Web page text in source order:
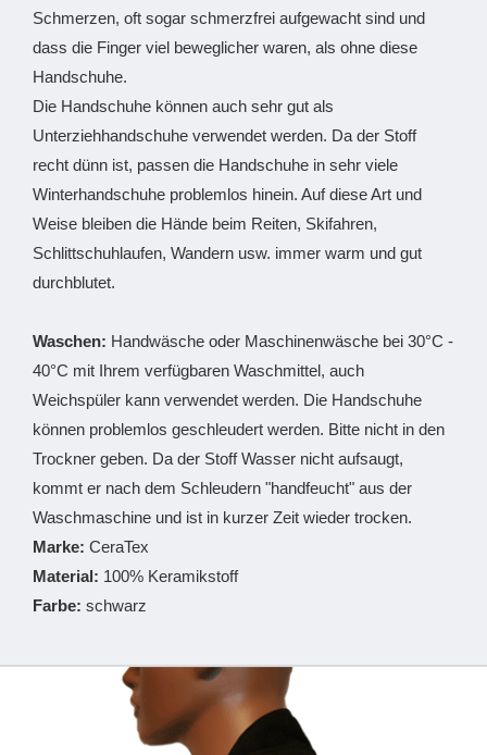
Schmerzen, oft sogar schmerzfrei aufgewacht sind und
dass die Finger viel beweglicher waren, als ohne diese
Handschuhe.
Die Handschuhe können auch sehr gut als
Unterziehhandschuhe verwendet werden. Da der Stoff
recht dünn ist, passen die Handschuhe in sehr viele
Winterhandschuhe problemlos hinein. Auf diese Art und
Weise bleiben die Hände beim Reiten, Skifahren,
Schlittschuhlaufen, Wandern usw. immer warm und gut
durchblutet.
Waschen: Handwäsche oder Maschinenwäsche bei 30°C -
40°C mit Ihrem verfügbaren Waschmittel, auch
Weichspüler kann verwendet werden. Die Handschuhe
können problemlos geschleudert werden. Bitte nicht in den
Trockner geben. Da der Stoff Wasser nicht aufsaugt,
kommt er nach dem Schleudern "handfeucht" aus der
Waschmaschine und ist in kurzer Zeit wieder trocken.
Marke: CeraTex
Material: 100% Keramikstoff
Farbe: schwarz